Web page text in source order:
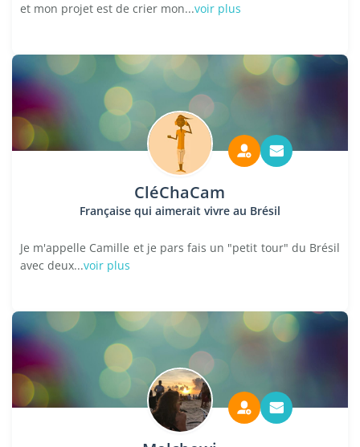
et mon projet est de crier mon...voir plus
CléChaCam
Française qui aimerait vivre au Brésil
Je m'appelle Camille et je pars fais un "petit tour" du Brésil
avec deux...voir plus